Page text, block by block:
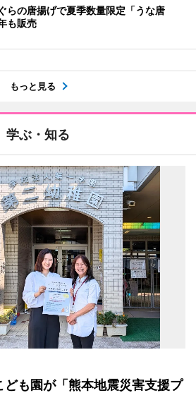
らの唐揚げで夏季数量限定「うな唐
も販売
もっと見る
学ぶ・知る
も園が「熊本地震災害支援プ